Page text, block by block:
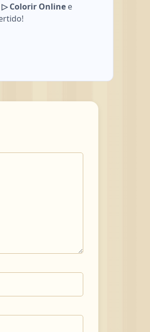
▷ Colorir Online e